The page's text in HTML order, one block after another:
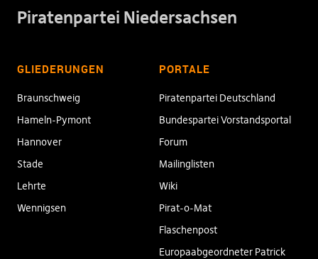
Piratenpartei Niedersachsen
GLIEDERUNGEN
Braunschweig
Hameln-Pymont
Hannover
Stade
Lehrte
Wennigsen
PORTALE
Piratenpartei Deutschland
Bundespartei Vorstandsportal
Forum
Mailinglisten
Wiki
Pirat-o-Mat
Flaschenpost
Europaabgeordneter Patrick